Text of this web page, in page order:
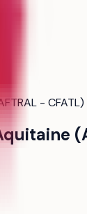
- CFATL)